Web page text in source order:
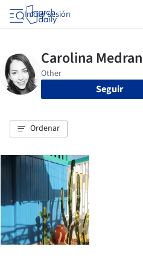
Iniciar sesión
Seguir
Ordenar